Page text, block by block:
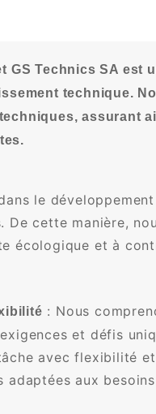
Technics SA est
technique.
assurant
le
De cette manière,
écologique et à
: Nous
et défis
avec flexibilité
adaptées aux